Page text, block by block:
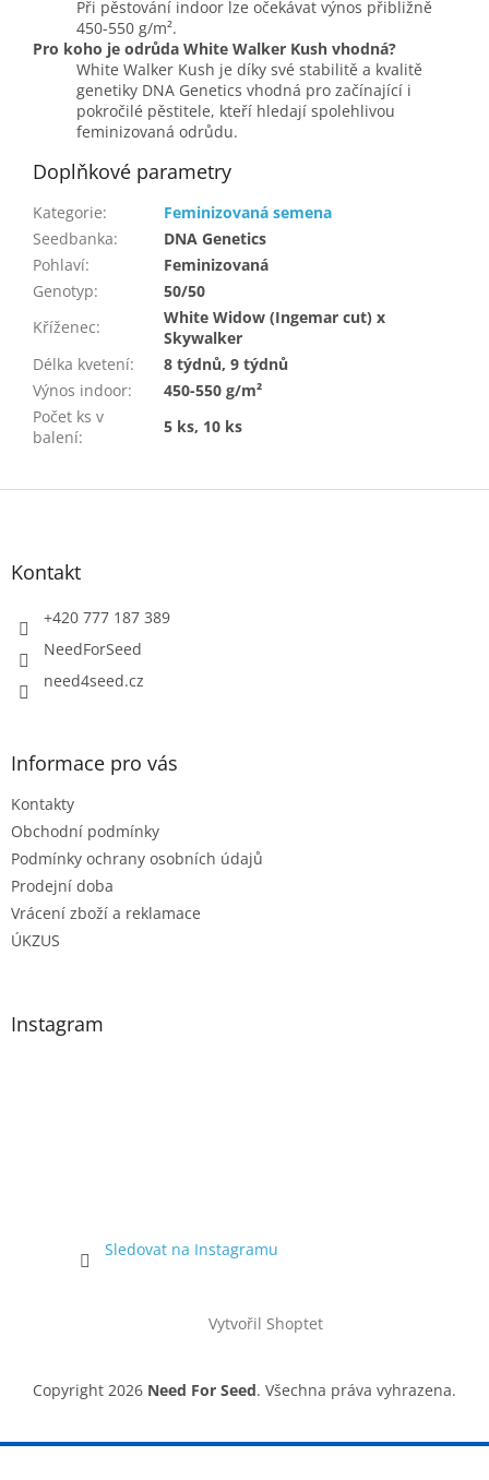
Při pěstování indoor lze očekávat výnos přibližně
450-550 g/m².
Pro koho je odrůda White Walker Kush vhodná?
White Walker Kush je díky své stabilitě a kvalitě
genetiky DNA Genetics vhodná pro začínající i
pokročilé pěstitele, kteří hledají spolehlivou
feminizovaná odrůdu.
Doplňkové parametry
Kategorie:
Feminizovaná semena
Seedbanka:
DNA Genetics
Pohlaví:
Feminizovaná
Genotyp:
50/50
Kříženec:
White Widow (Ingemar cut) x
Skywalker
Délka kvetení:
8 týdnů, 9 týdnů
Výnos indoor:
450-550 g/m²
Počet ks v
balení:
5 ks, 10 ks
Z
Kontakt
+420 777 187 389
NeedForSeed
need4seed.cz
Informace pro vás
Kontakty
Obchodní podmínky
Podmínky ochrany osobních údajů
Prodejní doba
Vrácení zboží a reklamace
ÚKZUS
Instagram
Sledovat na Instagramu
Vytvořil Shoptet
Copyright 2026 Need For Seed. Všechna práva vyhrazena.